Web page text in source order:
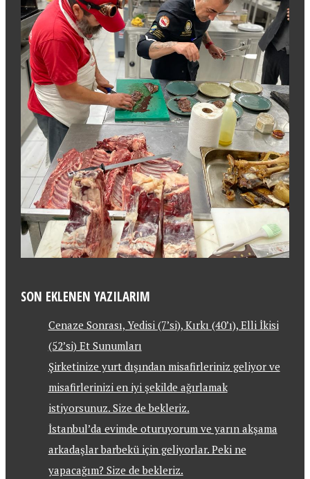
SON EKLENEN YAZILARIM
Cenaze Sonrası, Yedisi (7’si), Kırkı (40’ı), Elli İkisi
(52’si) Et Sunumları
Şirketinize yurt dışından misafirleriniz geliyor ve
misafirlerinizi en iyi şekilde ağırlamak
istiyorsunuz. Size de bekleriz.
İstanbul’da evimde oturuyorum ve yarın akşama
arkadaşlar barbekü için geliyorlar. Peki ne
yapacağım? Size de bekleriz.